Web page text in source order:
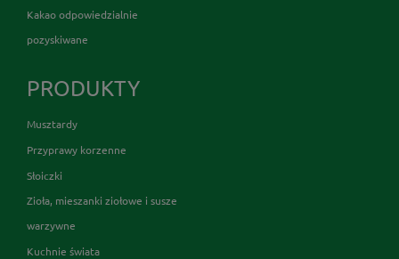
Kakao odpowiedzialnie
pozyskiwane
PRODUKTY
Musztardy
Przyprawy korzenne
Słoiczki
Zioła, mieszanki ziołowe i susze
warzywne
Kuchnie świata